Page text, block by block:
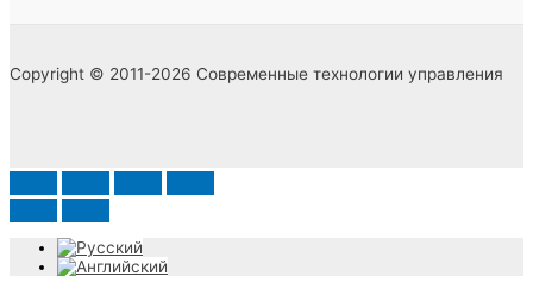
Copyright © 2011-2026 Современные технологии управления